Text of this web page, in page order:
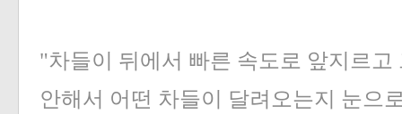
"차들이 뒤에서 빠른 속도로 앞지르
안해서 어떤 차들이 달려오는지 눈으